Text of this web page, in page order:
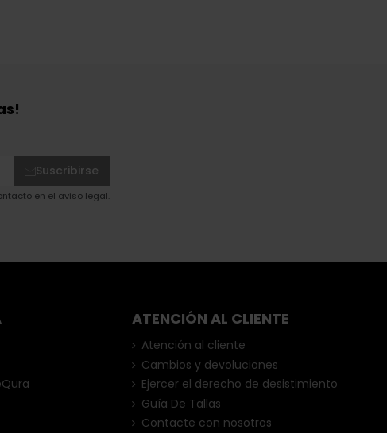
Suscribirse
en el aviso legal.
ATENCIÓN AL CLIENTE
Atención al cliente
Cambios y devoluciones
Ejercer el derecho de desistimiento
Guía De Tallas
Contacte con nosotros